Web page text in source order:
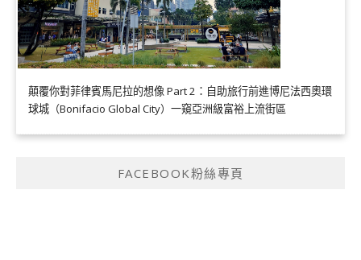
顛覆你對菲律賓馬尼拉的想像 Part 2：自助旅行前進博尼法西奧環
球城（Bonifacio Global City）一窺亞洲級富裕上流街區
FACEBOOK粉絲專頁